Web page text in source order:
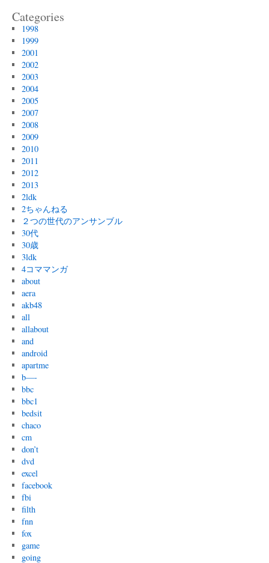
Categories
1998
1999
2001
2002
2003
2004
2005
2007
2008
2009
2010
2011
2012
2013
2ldk
2ちゃんねる
２つの世代のアンサンブル
30代
30歳
3ldk
4コママンガ
about
aera
akb48
all
allabout
and
android
apartme
b—-
bbc
bbc1
bedsit
chaco
cm
don’t
dvd
excel
facebook
fbi
filth
fnn
fox
game
going